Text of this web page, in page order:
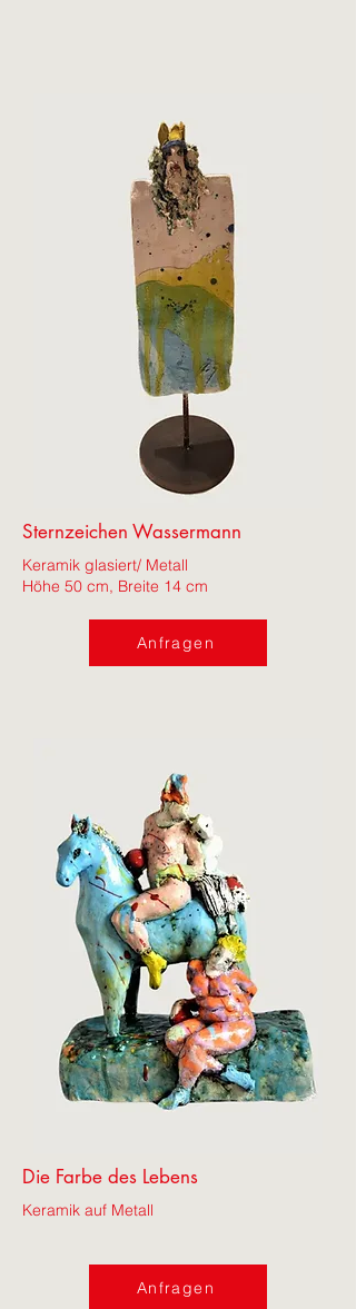
Sternzeichen Wassermann
Keramik glasiert/ Metall
Höhe 50 cm, Breite 14 cm
Anfragen
Die Farbe des Lebens
Keramik auf Metall
Anfragen